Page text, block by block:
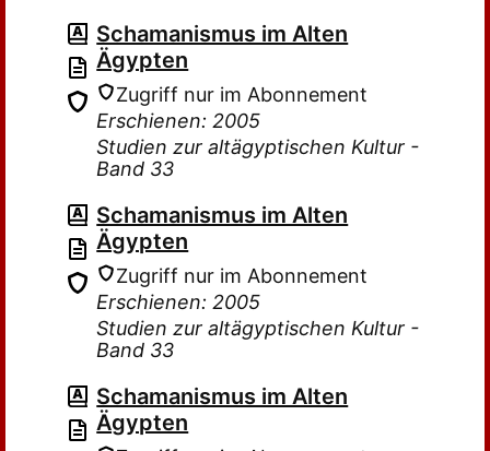
Schamanismus im Alten
Ägypten
Zugriff nur im Abonnement
Erschienen: 2005
Studien zur altägyptischen Kultur -
Band 33
Schamanismus im Alten
Ägypten
Zugriff nur im Abonnement
Erschienen: 2005
Studien zur altägyptischen Kultur -
Band 33
Schamanismus im Alten
Ägypten